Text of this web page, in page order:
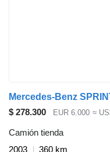
Mercedes-Benz
$ 278.300
EUR 6.000 ≈
Camión tienda
2003
360 km